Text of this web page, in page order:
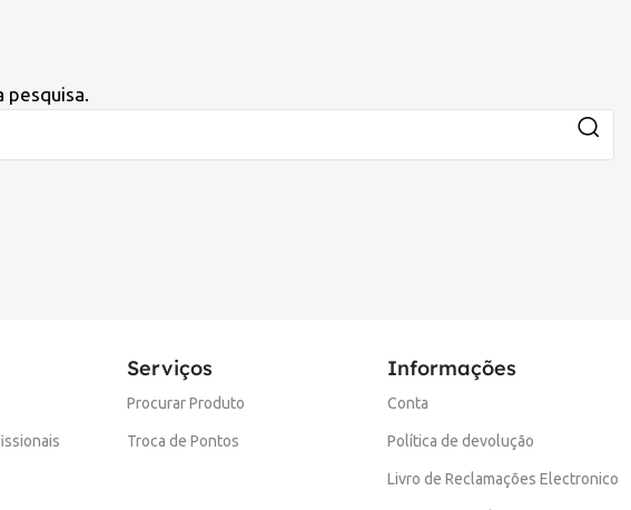
pesquisa.
Serviços
Procurar Produto
Troca de Pontos
Informações
Conta
Política de devolução
Livro de Reclamações Electronico